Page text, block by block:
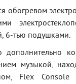
обогревом
6-тью подушками.
музыкой,
Flex Console